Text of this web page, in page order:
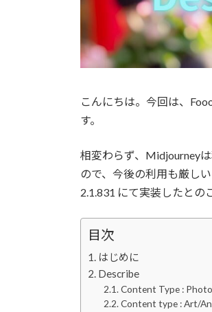
こんにちは。今回は、
す。
相変わらず、Midjourney
ので、今後の利用も厳し
2.1.831 にて実装したとの
目次
はじめに
Describe
Content Type :
Content type : Art/